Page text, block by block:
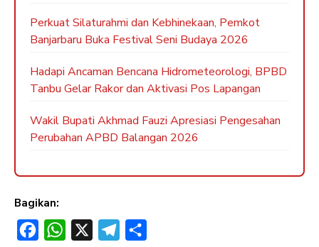
Perkuat Silaturahmi dan Kebhinekaan, Pemkot
Banjarbaru Buka Festival Seni Budaya 2026
Hadapi Ancaman Bencana Hidrometeorologi, BPBD
Tanbu Gelar Rakor dan Aktivasi Pos Lapangan
Wakil Bupati Akhmad Fauzi Apresiasi Pengesahan
Perubahan APBD Balangan 2026
Bagikan:
W